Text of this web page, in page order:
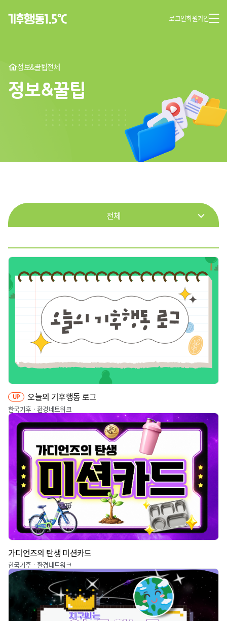
로그인회원가입
정보&꿀팁전체
정보&꿀팁
전체
기타
UP 오늘의 기후행동 로그
한국기후ㆍ환경네트워크
가디언즈의 탄생 미션카드
한국기후ㆍ환경네트워크